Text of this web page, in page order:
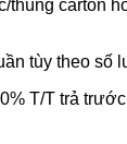
thùng carton
tùy theo số
T/T trả